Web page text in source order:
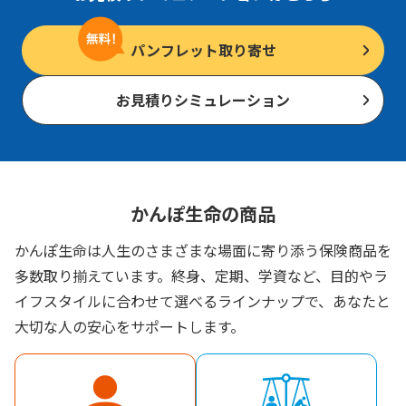
パンフレット取り寄せ
お見積りシミュレーション
かんぽ生命の商品
かんぽ生命は人生のさまざまな場面に寄り添う保険商品を
多数取り揃えています。終身、定期、学資など、目的やラ
イフスタイルに合わせて選べるラインナップで、あなたと
大切な人の安心をサポートします。